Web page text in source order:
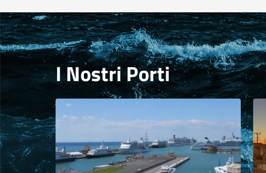
I Nostri Porti